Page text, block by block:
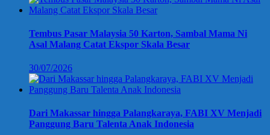
Tembus Pasar Malaysia 50 Karton, Sambal Mama Ni
Asal Malang Catat Ekspor Skala Besar
30/07/2026
Dari Makassar hingga Palangkaraya, FABI XV Menjadi
Panggung Baru Talenta Anak Indonesia